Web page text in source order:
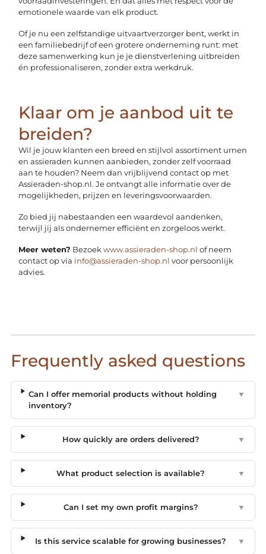
emotionele waarde van elk product.
Of je nu een zelfstandige uitvaartverzorger bent, werkt in
een familiebedrijf of een grotere onderneming runt: met
deze samenwerking kun je je dienstverlening uitbreiden
én professionaliseren, zonder extra werkdruk.
Klaar om je aanbod uit te
breiden?
Wil je jouw klanten een breed en stijlvol assortiment urnen
en assieraden kunnen aanbieden, zonder zelf voorraad
aan te houden? Neem dan vrijblijvend contact op met
Assieraden-shop.nl. Je ontvangt alle informatie over de
mogelijkheden, prijzen en leveringsvoorwaarden.
Zo bied jij nabestaanden een waardevol aandenken,
terwijl jij als ondernemer efficiënt en zorgeloos werkt.
Meer weten? Bezoekwww.assieraden-shop.nl of neem
contact op via info@assieraden-shop.nl voor persoonlijk
advies.
Frequently asked questions
Can I offer memorial products without holding
inventory?
▼
How quickly are orders delivered? ▼
What product selection is available? ▼
Can I set my own profit margins? ▼
Is this service scalable for growing businesses? ▼